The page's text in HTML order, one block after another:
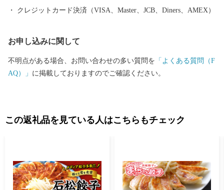
クレジットカード決済（VISA、Master、JCB、Diners、AMEX）
お申し込みに関して
不明点がある場合、お問い合わせの多い質問を 「よくある質問（F
AQ）」 に掲載しておりますのでご確認ください。
この返礼品を見ている人はこちらもチェック